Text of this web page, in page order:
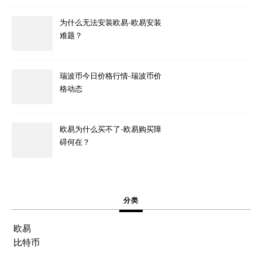
为什么无法安装欧易-欧易安装
难题？
瑞波币今日价格行情-瑞波币价
格动态
欧易为什么买不了-欧易购买障
碍何在？
分类
欧易
比特币